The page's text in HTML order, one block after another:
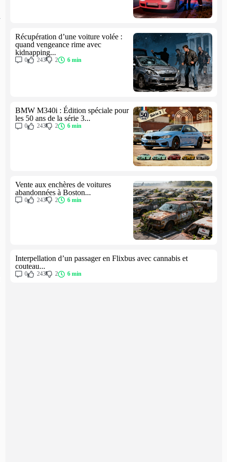
Récupération d’une voiture volée :
quand vengeance rime avec
kidnapping...
0 243 2 6 min
BMW M340i : Édition spéciale pour
les 50 ans de la série 3...
0 243 2 6 min
Vente aux enchères de voitures
abandonnées à Boston...
0 243 2 6 min
Interpellation d’un passager en Flixbus avec cannabis et
couteau...
0 243 2 6 min